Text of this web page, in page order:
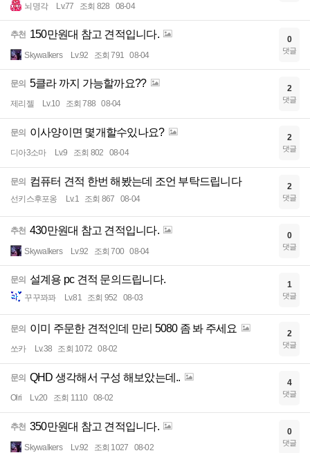
뇌명각 Lv.77 조회 828 08-04
추천 150만원대 참고 견적입니다.
Skywalkers Lv.92 조회 791 08-04
0
댓글
문의 5클라 까지 가능할까요??
제리젤 Lv.10 조회 788 08-04
2
댓글
문의 이사양이면 몇개할수있나요?
디아3소마 Lv.9 조회 802 08-04
2
댓글
문의 컴퓨터 견적 한번 해봤는데 조언 부탁드립니다
선키스후포옹 Lv.1 조회 867 08-04
2
댓글
추천 430만원대 참고 견적입니다.
Skywalkers Lv.92 조회 700 08-04
0
댓글
문의 설계용 pc 견적 문의드립니다.
꾸꾸꽈꽈 Lv.81 조회 952 08-03
1
댓글
문의 이미 주문한 견적인데 만리 5080 좀 봐 주세요
쏘카 Lv.38 조회 1072 08-02
2
댓글
문의 QHD 생각해서 구성 해보았는데..
Olri Lv.20 조회 1110 08-02
4
댓글
추천 350만원대 참고 견적입니다.
Skywalkers Lv.92 조회 1027 08-02
0
댓글